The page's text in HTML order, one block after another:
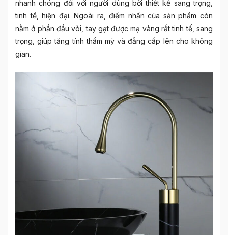
nhanh chóng đối với người dùng bởi thiết kế sang trọng,
tinh tế, hiện đại. Ngoài ra, điểm nhấn của sản phẩm còn
nằm ở phần đầu vòi, tay gạt được mạ vàng rất tinh tế, sang
trọng, giúp tăng tính thẩm mỹ và đẳng cấp lên cho không
gian.